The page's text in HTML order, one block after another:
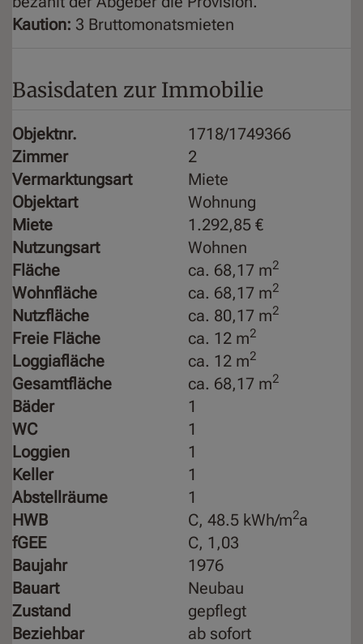
Kaution: 3 Bruttomonatsmieten
Basisdaten zur Immobilie
Objektnr.
1718/1749366
Zimmer
2
Vermarktungsart
Miete
Objektart
Wohnung
Miete
1.292,85 €
Nutzungsart
Wohnen
Fläche
ca. 68,17 m2
Wohnfläche ca. 68,17 m2
Nutzfläche ca. 80,17 m2
Freie Fläche ca. 12 m2
Loggiafläche ca. 12 m2
Gesamtfläche ca. 68,17 m2
Bäder
1
WC
1
Loggien
1
Keller
1
Abstellräume
1
HWB
C, 48.5 kWh/m2a
fGEE
C, 1,03
Baujahr
1976
Bauart
Neubau
Zustand
gepflegt
Beziehbar
ab sofort